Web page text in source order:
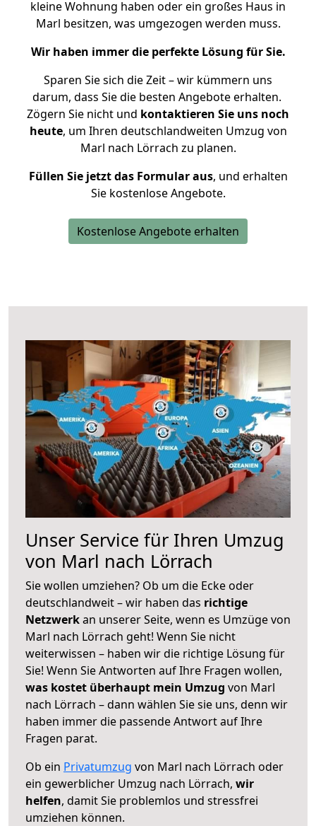
kleine Wohnung haben oder ein großes Haus in
Marl besitzen, was umgezogen werden muss.
Wir haben immer die perfekte Lösung für Sie.
Sparen Sie sich die Zeit – wir kümmern uns
darum, dass Sie die besten Angebote erhalten.
Zögern Sie nicht und kontaktieren Sie uns noch
heute, um Ihren deutschlandweiten Umzug von
Marl nach Lörrach zu planen.
Füllen Sie jetzt das Formular aus, und erhalten
Sie kostenlose Angebote.
Kostenlose Angebote erhalten
Unser Service für Ihren Umzug
von Marl nach Lörrach
Sie wollen umziehen? Ob um die Ecke oder
deutschlandweit – wir haben das richtige
Netzwerkan unserer Seite, wenn es Umzüge von
Marl nach Lörrach geht! Wenn Sie nicht
weiterwissen – haben wir die richtige Lösung für
Sie! Wenn Sie Antworten auf Ihre Fragen wollen,
was kostet überhaupt mein Umzug von Marl
nach Lörrach – dann wählen Sie sie uns, denn wir
haben immer die passende Antwort auf Ihre
Fragen parat.
Ob ein Privatumzug von Marl nach Lörrach oder
ein gewerblicher Umzug nach Lörrach, wir
helfen, damit Sie problemlos und stressfrei
umziehen können.